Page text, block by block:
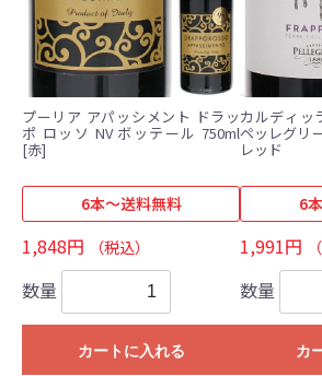
プーリア アパッシメント ドラッ
ポ ロッソ NV ボッテール 750ml
[赤]
6本～送料無料
1,848円 （税込）
数量
カートに入れる
カルディッ
ペッレグリーノ
レッド
6
1,991円
数量
カ